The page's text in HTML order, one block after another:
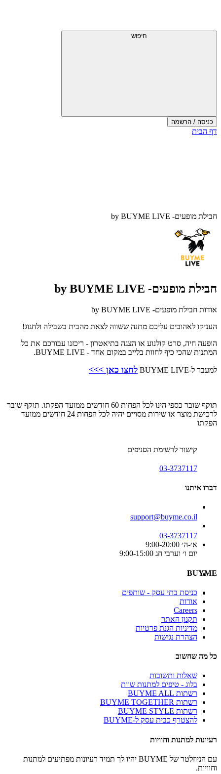
עליון
חיפוש
כניסה / הרשמה
סוף
דף הבית
חבילת מופעים- by BUYME LIVE
חבילת מופעים- by BUYME LIVE
אודות חבילת מופעים- by BUYME LIVE
העניקו לאהובים עליכם מתנה ששווה לצאת מהבית בשבילה ולחגוג!
הופעה חיה, סרט קולנוע או הצגה בתיאטרון - ריכזנו עבורכם את כל
המתנות שהכי כיף לחוות בלייב במקום אחד - BUYME LIVE.
למעבר ל-BUYME LIVE לחצו כאן >>>
תוקף שובר כספי הינו לכל הפחות 60 חודשים ממועד הפקתו. תוקף שובר
לרכישת מוצר או שירות מסויים יהיה לכל הפחות 24 חודשים ממועד
הפקתו
קישור לרשימת הסניפים
03-3737117
דברו איתנו
support@buyme.co.il
03-3737117
א׳-ה׳ 9:00-20:00
יום ו׳ וערבי חג 9:00-15:00
BUYME
כניסת בתי עסק - שותפים
אודות
Careers
תקנון האתר
מדיניות הגנת פרטיות
הצהרת נגישות
כל מה שחשוב
שאלות ותשובות
בלוג - טיפים למתנות שוות
רשתות BUYME ALL
רשתות BUYME TOGETHER
רשתות BUYME STYLE
להצטרף כבית עסק ל-BUYME
רעיונות למתנות וחוויות
עם הניוזלטר של BUYME יהיו לך תמיד רעיונות מפתיעים למתנות
וחוויות.